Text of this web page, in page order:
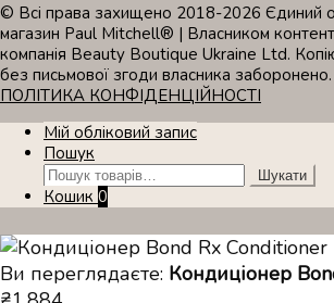
© Всі права захищено 2018-2026 Єдиний
магазин Paul Mitchell® | Власником
компанія Beauty Boutique Ukraine Ltd.
без письмової згоди власника заборонено.
ПОЛІТИКА КОНФІДЕНЦІЙНОСТІ
Мій обліковий запис
Пошук
Шукати:
Шукати
Кошик 0
Ви переглядаєте: Кондиціонер